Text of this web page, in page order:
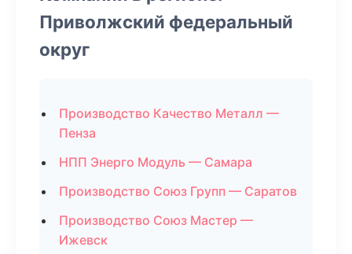
Приволжский федеральный
округ
Производство Качество Металл —
Пенза
НПП Энерго Модуль — Самара
Производство Союз Групп — Саратов
Производство Союз Мастер —
Ижевск